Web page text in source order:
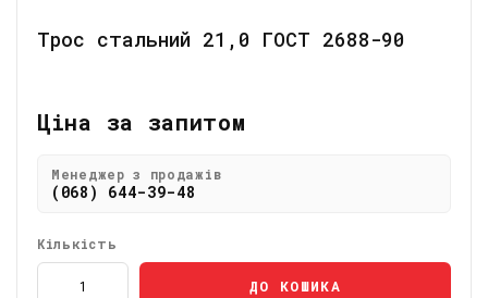
Трос стальний 21,0 ГОСТ 2688-90
Ціна за запитом
Менеджер з продажів
(068) 644-39-48
Кількість
ДО КОШИКА